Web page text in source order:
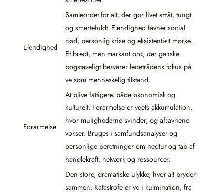
Elendighed
Samleordet for alt, der gør livet småt, tungt
og smertefuldt. Elendighed favner social
nød, personlig krise og eksistentielt mørke.
Et bredt, men markant ord, der ganske
bogstaveligt besvarer ledetrådens fokus på
ve som menneskelig tilstand.
Forarmelse
At blive fattigere, både økonomisk og
kulturelt. Forarmelse er veets akkumulation,
hvor mulighederne svinder, og afsavnene
vokser. Bruges i samfundsanalyser og
personlige beretninger om nedtur og tab af
handlekraft, netværk og ressourcer.
Den store, dramatiske ulykke, hvor alt bryder
sammen. Katastrofe er ve i kulmination, fra